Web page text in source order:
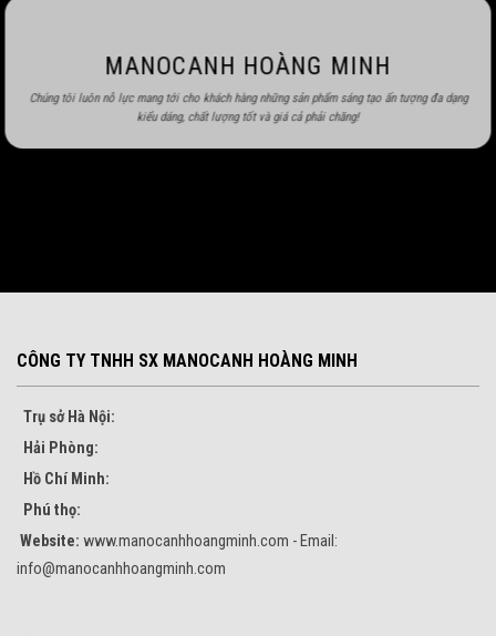
MANOCANH HOÀNG MINH
Chúng tôi luôn nỗ lực mang tới cho khách hàng những sản phẩm sáng tạo ấn tượng đa dạng
kiểu dáng, chất lượng tốt và giá cả phải chăng!
CÔNG TY TNHH SX MANOCANH HOÀNG MINH
Trụ sở Hà Nội:
Hải Phòng:
Hồ Chí Minh:
Phú thọ:
Website: www.manocanhhoangminh.com - Email:
info@manocanhhoangminh.com